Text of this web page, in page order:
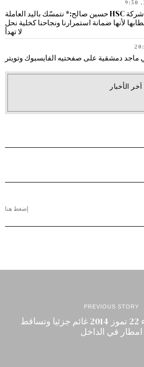
رئيس مجلس إدارة شركة HSC حسين صالح:* نتمسّك باليد العاملة
لأنها ضمانة استمرارنا ونجاحنا كخلية نحل
لا تهدأ
دمشقية على صفحتيه الفايسبوك وتويتر
اَخر الأخبار
إضغط هنا
PREVIOUS STORY
طقس يوم الثلاثاء 22 تموز 2014 غائم جزئيا وتساقط
امطار في الداخل